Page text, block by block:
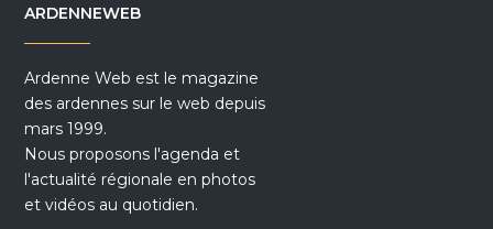
ARDENNEWEB
Ardenne Web est le magazine
des ardennes sur le web depuis
mars 1999.
Nous proposons l'agenda et
l'actualité régionale en photos
et vidéos au quotidien.